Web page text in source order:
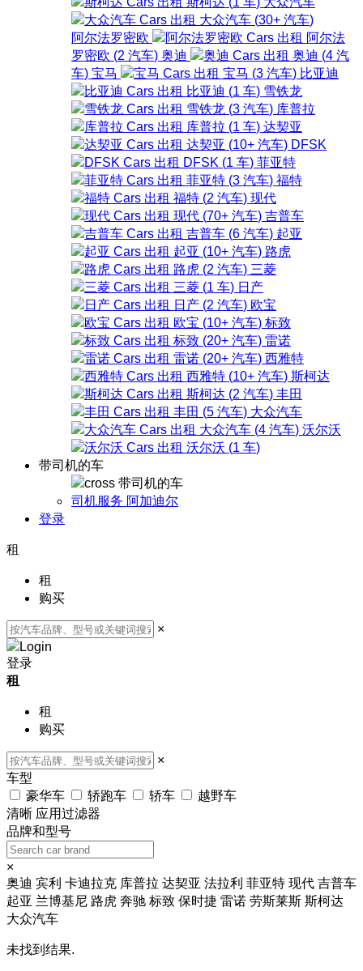
大众汽车 (30+ 汽车)
阿尔法罗密欧
阿尔法
罗密欧 (2 汽车) 奥迪 奥迪 (4 汽
车) 宝马 宝马 (3 汽车) 比亚迪
比亚迪 (1 车) 雪铁龙
雪铁龙 (3 汽车) 库普拉
库普拉 (1 车) 达契亚
达契亚 (10+ 汽车) DFSK
DFSK (1 车) 菲亚特
菲亚特 (3 汽车) 福特
福特 (2 汽车) 现代
现代 (70+ 汽车) 吉普车
吉普车 (6 汽车) 起亚
起亚 (10+ 汽车) 路虎
路虎 (2 汽车) 三菱
三菱 (1 车) 日产
日产 (2 汽车) 欧宝
欧宝 (10+ 汽车) 标致
标致 (20+ 汽车) 雷诺
雷诺 (20+ 汽车) 西雅特
西雅特 (10+ 汽车) 斯柯达
斯柯达 (2 汽车) 丰田
丰田 (5 汽车) 大众汽车
大众汽车 (4 汽车) 沃尔沃
沃尔沃 (1 车)
带司机的车
带司机的车
司机服务 阿加迪尔
登录
租
租
购买
×
登录
租
租
购买
×
车型
豪华车
轿跑车 轿车
越野车
清晰 应用过滤器
品牌和型号
×
奥迪 宾利 卡迪拉克 库普拉 达契亚 法拉利 菲亚特 现代 吉普车
起亚 兰博基尼 路虎 奔驰 标致 保时捷 雷诺 劳斯莱斯 斯柯达
大众汽车
未找到结果.